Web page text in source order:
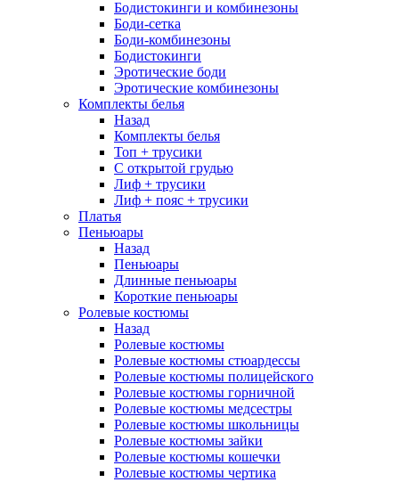
Бодистокинги и комбинезоны
Боди-сетка
Боди-комбинезоны
Бодистокинги
Эротические боди
Эротические комбинезоны
Комплекты белья
Назад
Комплекты белья
Топ + трусики
С открытой грудью
Лиф + трусики
Лиф + пояс + трусики
Платья
Пеньюары
Назад
Пеньюары
Длинные пеньюары
Короткие пеньюары
Ролевые костюмы
Назад
Ролевые костюмы
Ролевые костюмы стюардессы
Ролевые костюмы полицейского
Ролевые костюмы горничной
Ролевые костюмы медсестры
Ролевые костюмы школьницы
Ролевые костюмы зайки
Ролевые костюмы кошечки
Ролевые костюмы чертика